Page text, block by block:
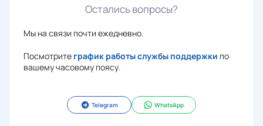
Остались вопросы?
Мы на связи почти ежедневно.
Посмотрите график работы службы поддержки по
вашему часовому поясу.
Telegram WhatsApp